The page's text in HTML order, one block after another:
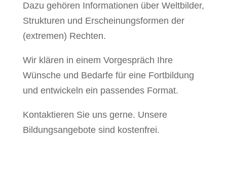
Dazu gehören Informationen über Weltbilder,
Strukturen und Erscheinungsformen der
(extremen) Rechten.
Wir klären in einem Vorgespräch Ihre
Wünsche und Bedarfe für eine Fortbildung
und entwickeln ein passendes Format.
Kontaktieren Sie uns gerne. Unsere
Bildungsangebote sind kostenfrei.